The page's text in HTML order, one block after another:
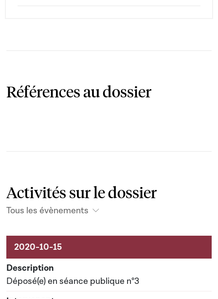
Références au dossier
Activités sur le dossier
Tous les évènements
Activités sur le dossier
Déposé(e) en séance publique n°3